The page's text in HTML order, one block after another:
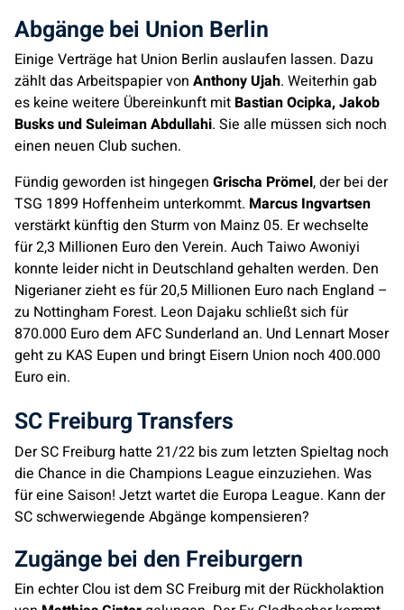
Abgänge bei Union Berlin
Einige Verträge hat Union Berlin auslaufen lassen. Dazu
zählt das Arbeitspapier von Anthony Ujah. Weiterhin gab
es keine weitere Übereinkunft mit Bastian Ocipka, Jakob
Busks und Suleiman Abdullahi. Sie alle müssen sich noch
einen neuen Club suchen.
Fündig geworden ist hingegen Grischa Prömel, der bei der
TSG 1899 Hoffenheim unterkommt. Marcus Ingvartsen
verstärkt künftig den Sturm von Mainz 05. Er wechselte
für 2,3 Millionen Euro den Verein. Auch Taiwo Awoniyi
konnte leider nicht in Deutschland gehalten werden. Den
Nigerianer zieht es für 20,5 Millionen Euro nach England –
zu Nottingham Forest. Leon Dajaku schließt sich für
870.000 Euro dem AFC Sunderland an. Und Lennart Moser
geht zu KAS Eupen und bringt Eisern Union noch 400.000
Euro ein.
SC Freiburg Transfers
Der SC Freiburg hatte 21/22 bis zum letzten Spieltag noch
die Chance in die Champions League einzuziehen. Was
für eine Saison! Jetzt wartet die Europa League. Kann der
SC schwerwiegende Abgänge kompensieren?
Zugänge bei den Freiburgern
Ein echter Clou ist dem SC Freiburg mit der Rückholaktion